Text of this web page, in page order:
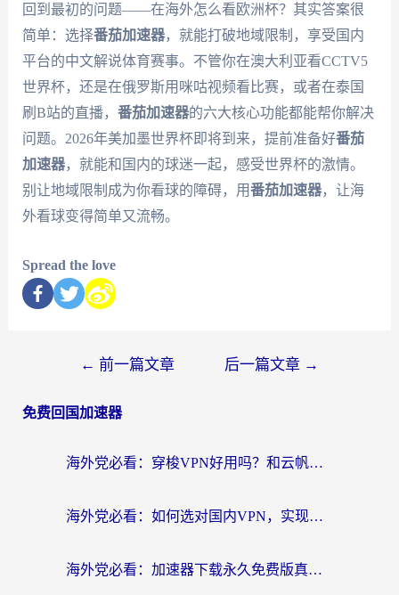
回到最初的问题——在海外怎么看欧洲杯？其实答案很
简单：选择番茄加速器，就能打破地域限制，享受国内
平台的中文解说体育赛事。不管你在澳大利亚看CCTV5
世界杯，还是在俄罗斯用咪咕视频看比赛，或者在泰国
刷B站的直播， 番茄加速器的六大核心功能都能帮你解决
问题。2026年美加墨世界杯即将到来，提前准备好番茄
加速器，就能和国内的球迷一起，感受世界杯的激情。
别让地域限制成为你看球的障碍，用番茄加速器，让海
外看球变得简单又流畅。
Spread the love
← 前一篇文章 后一篇文章 →
免费回国加速器
海外党必看：穿梭VPN好用吗？和云帆VPN对比哪个回国效果更好？附真实测评+避坑指南
海外党必看：如何选对国内VPN，实现无缝访问国内资源？
海外党必看：加速器下载永久免费版真的存在吗？教你无缝访问国内资源的正确姿势